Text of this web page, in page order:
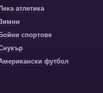
атлетика
Бойни спортове
футбол